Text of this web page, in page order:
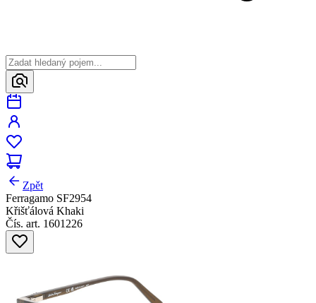
Zpět
Ferragamo SF2954
Křišťálová Khaki
Čís. art. 1601226